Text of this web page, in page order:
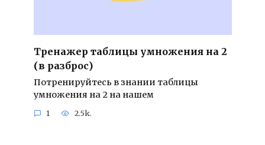
Тренажер таблицы умножения на 2
(в разброс)
Потренируйтесь в знании таблицы
умножения на 2 на нашем
1 2.5k.